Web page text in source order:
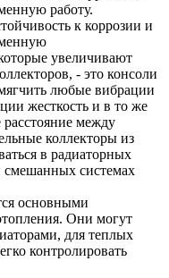
работу.
к коррозии и
увеличивают
- это консоли
любые вибрации
жесткость и в то же
между
коллекторы из
в радиаторных
смешанных системах
основными
Они могут
для теплых
контролировать